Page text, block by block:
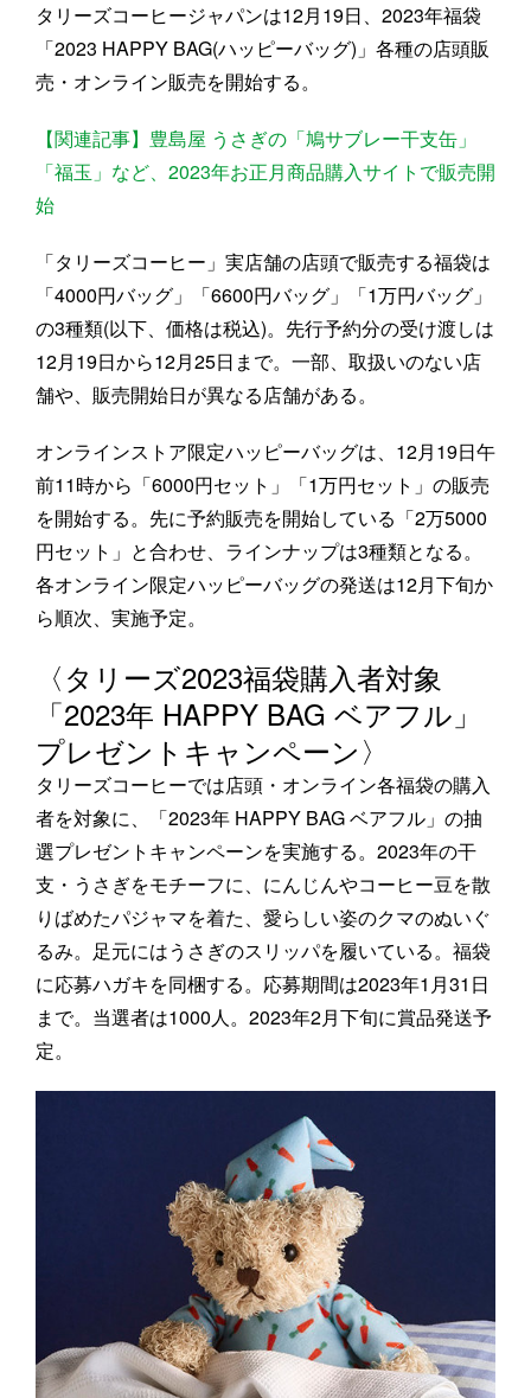
タリーズコーヒージャパンは12月19日、2023年福袋
「2023 HAPPY BAG(ハッピーバッグ)」各種の店頭販
売・オンライン販売を開始する。
【関連記事】豊島屋 うさぎの「鳩サブレー干支缶」
「福玉」など、2023年お正月商品購入サイトで販売開
始
「タリーズコーヒー」実店舗の店頭で販売する福袋は
「4000円バッグ」「6600円バッグ」「1万円バッグ」
の3種類(以下、価格は税込)。先行予約分の受け渡しは
12月19日から12月25日まで。一部、取扱いのない店
舗や、販売開始日が異なる店舗がある。
オンラインストア限定ハッピーバッグは、12月19日午
前11時から「6000円セット」「1万円セット」の販売
を開始する。先に予約販売を開始している「2万5000
円セット」と合わせ、ラインナップは3種類となる。
各オンライン限定ハッピーバッグの発送は12月下旬か
ら順次、実施予定。
〈タリーズ2023福袋購入者対象
「2023年 HAPPY BAG ベアフル」
プレゼントキャンペーン〉
タリーズコーヒーでは店頭・オンライン各福袋の購入
者を対象に、「2023年 HAPPY BAG ベアフル」の抽
選プレゼントキャンペーンを実施する。2023年の干
支・うさぎをモチーフに、にんじんやコーヒー豆を散
りばめたパジャマを着た、愛らしい姿のクマのぬいぐ
るみ。足元にはうさぎのスリッパを履いている。福袋
に応募ハガキを同梱する。応募期間は2023年1月31日
まで。当選者は1000人。2023年2月下旬に賞品発送予
定。